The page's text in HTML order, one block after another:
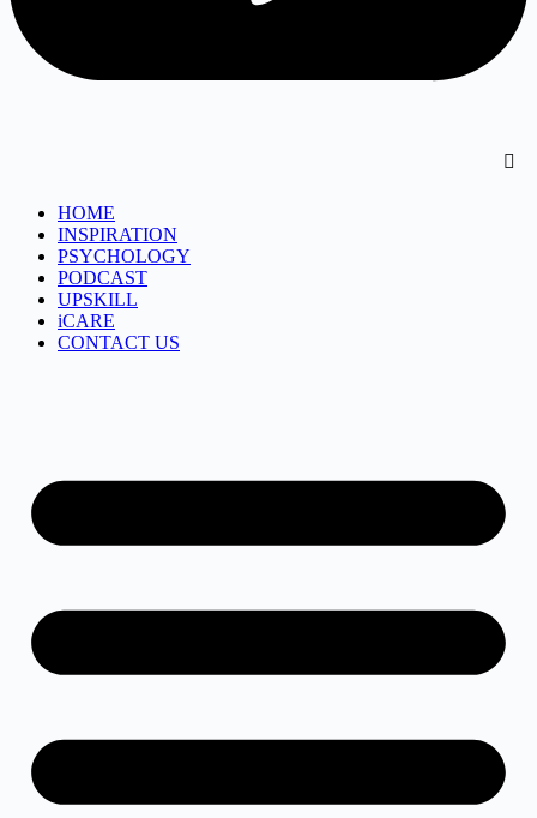
HOME
INSPIRATION
PSYCHOLOGY
PODCAST
UPSKILL
iCARE
CONTACT US